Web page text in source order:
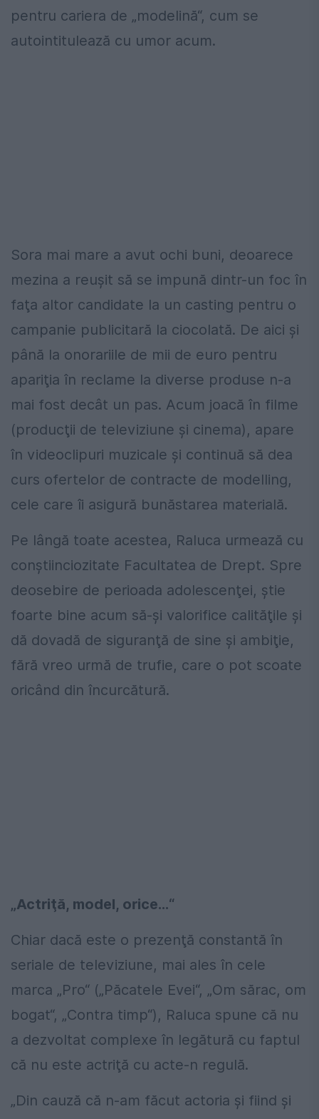
pentru cariera de „modelină“, cum se
autointitulează cu umor acum.
Sora mai mare a avut ochi buni, deoarece
mezina a reuşit să se impună dintr-un foc în
faţa altor candidate la un casting pentru o
campanie publicitară la ciocolată. De aici şi
până la onorariile de mii de euro pentru
apariţia în reclame la diverse produse n-a
mai fost decât un pas. Acum joacă în filme
(producţii de televiziune şi cinema), apare
în videoclipuri muzicale şi continuă să dea
curs ofertelor de contracte de modelling,
cele care îi asigură bunăstarea materială.
Pe lângă toate acestea, Raluca urmează cu
conştiinciozitate Facultatea de Drept. Spre
deosebire de perioada adolescenţei, ştie
foarte bine acum să-şi valorifice calităţile şi
dă dovadă de siguranţă de sine şi ambiţie,
fără vreo urmă de trufie, care o pot scoate
oricând din încurcătură.
„Actriţă, model, orice...“
Chiar dacă este o prezenţă constantă în
seriale de televiziune, mai ales în cele
marca „Pro“ („Păcatele Evei“, „Om sărac, om
bogat“, „Contra timp“), Raluca spune că nu
a dezvoltat complexe în legătură cu faptul
că nu este actriţă cu acte-n regulă.
„Din cauză că n-am făcut actoria şi fiind şi